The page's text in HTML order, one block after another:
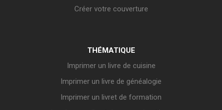
Créer votre couverture
THÉMATIQUE
Imprimer un livre de cuisine
Imprimer un livre de généalogie
Imprimer un livret de formation